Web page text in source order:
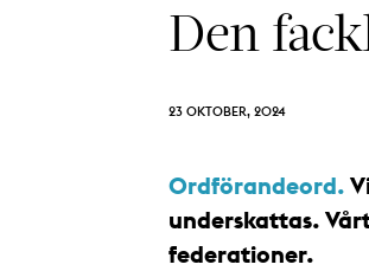
Den
23 OKTOBER, 2024
Ordförandeord.
underskattas.
federationer.